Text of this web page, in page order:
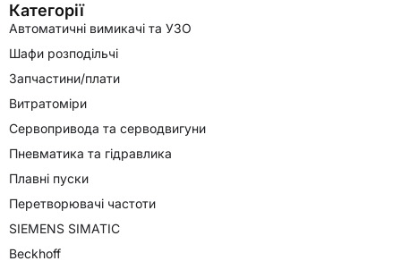
Категорії
Автоматичні вимикачі та УЗО
Шафи розподільчі
Запчастини/плати
Витратоміри
Сервопривода та серводвигуни
Пневматика та гідравлика
Плавні пуски
Перетворювачі частоти
SIEMENS SIMATIC
Beckhoff